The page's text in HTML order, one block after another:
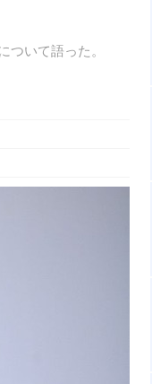
ついて語った。